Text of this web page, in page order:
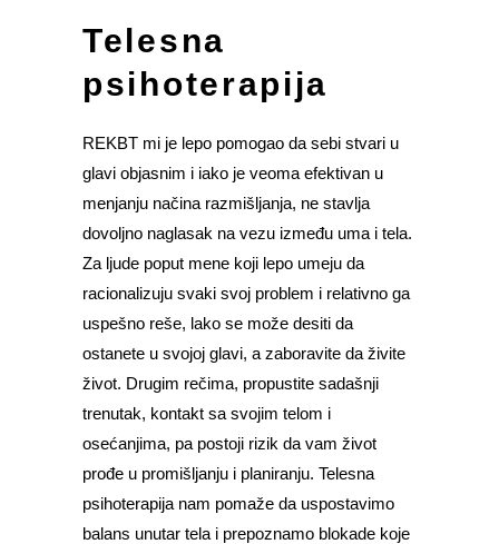
Telesna
psihoterapija
REKBT mi je lepo pomogao da sebi stvari u
glavi objasnim i iako je veoma efektivan u
menjanju načina razmišljanja, ne stavlja
dovoljno naglasak na vezu između uma i tela.
Za ljude poput mene koji lepo umeju da
racionalizuju svaki svoj problem i relativno ga
uspešno reše, lako se može desiti da
ostanete u svojoj glavi, a zaboravite da živite
život. Drugim rečima, propustite sadašnji
trenutak, kontakt sa svojim telom i
osećanjima, pa postoji rizik da vam život
prođe u promišljanju i planiranju. Telesna
psihoterapija nam pomaže da uspostavimo
balans unutar tela i prepoznamo blokade koje